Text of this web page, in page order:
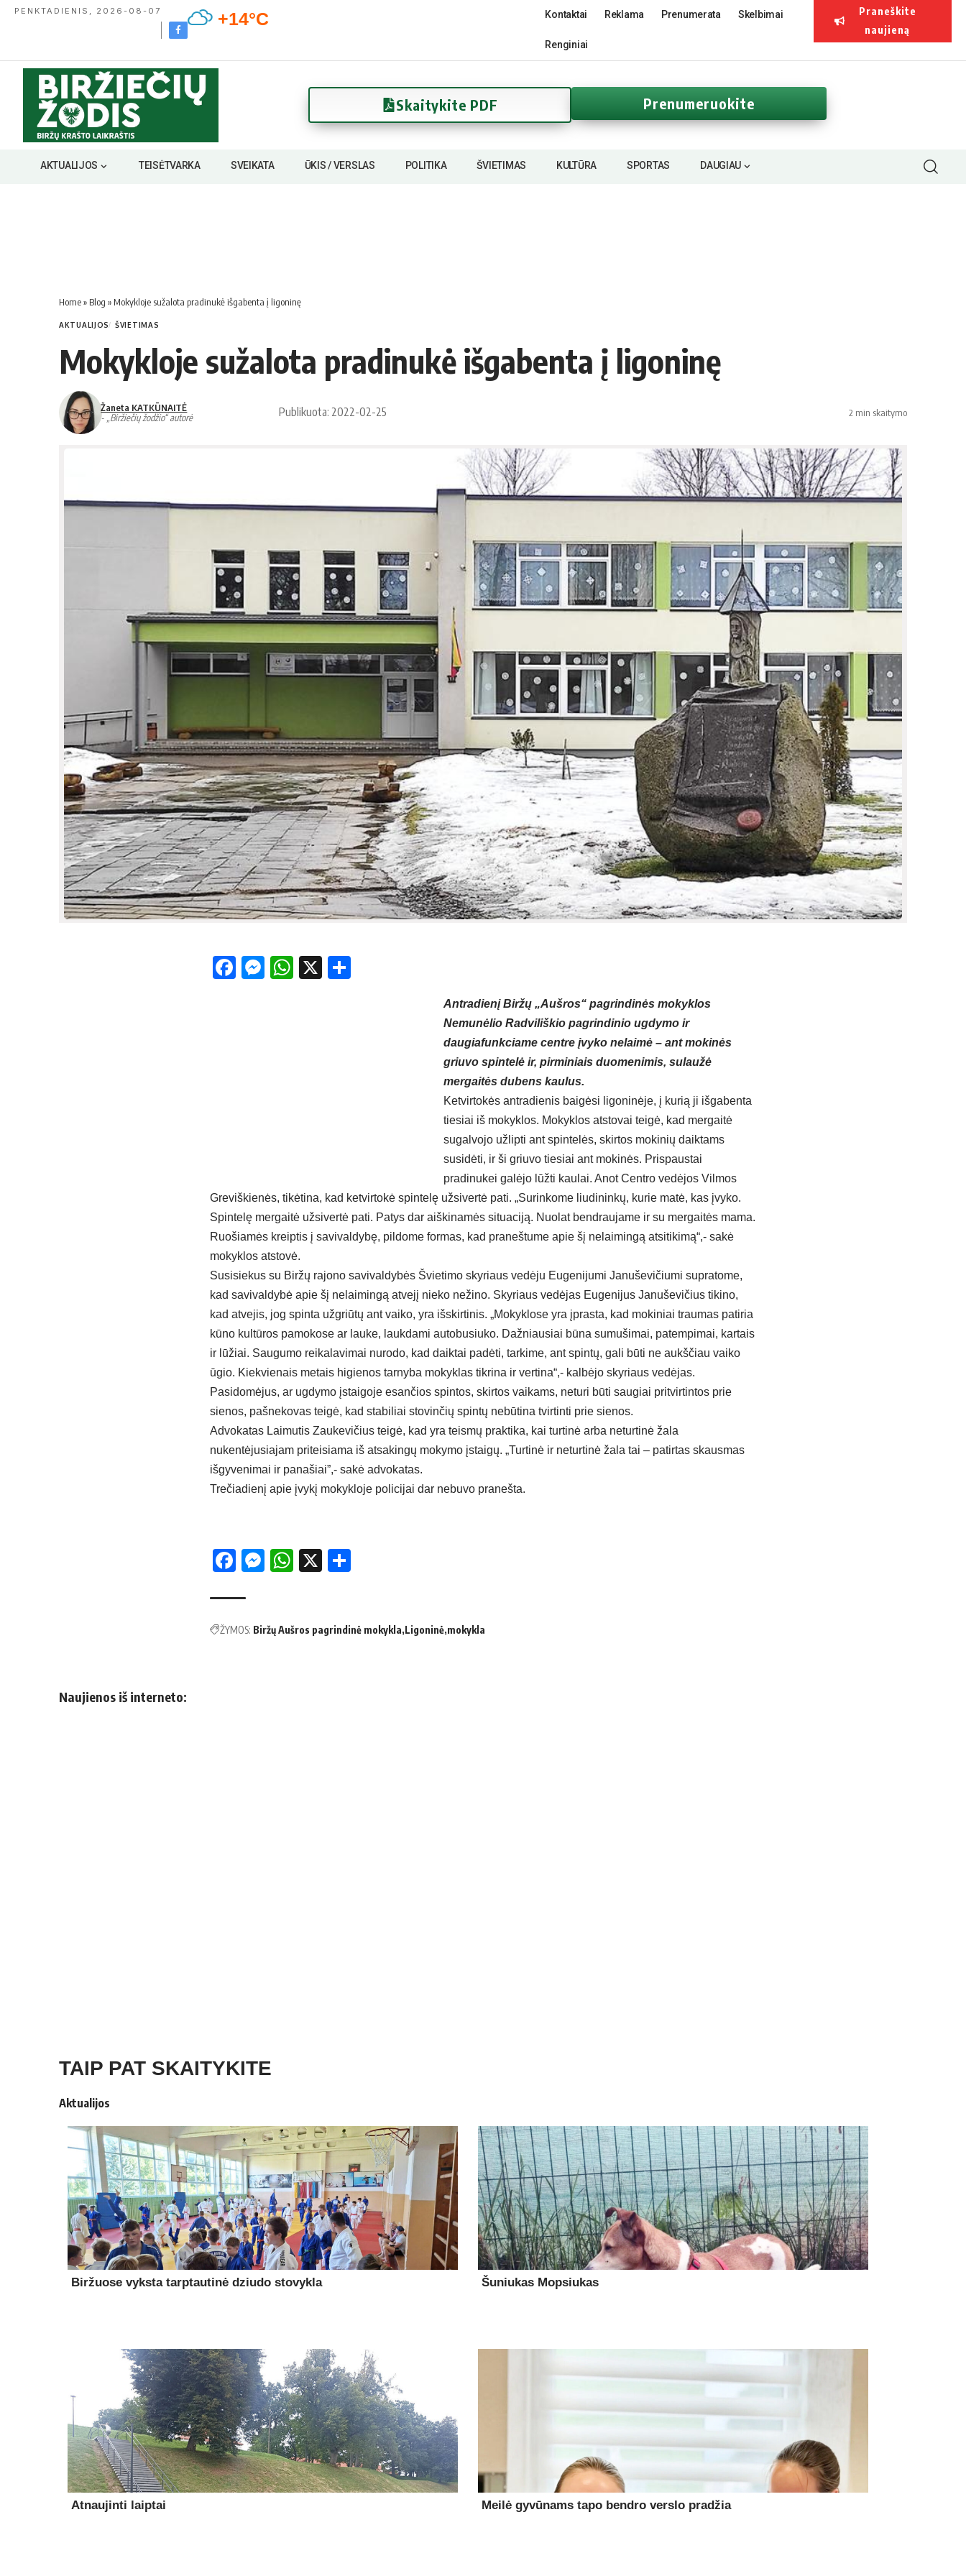
PENKTADIENIS, 2026-08-07 +14°C Kontaktai Reklama Prenumerata Skelbimai
Renginiai
Praneškite
naujieną
Skaitykite PDF Prenumeruokite
AKTUALIJOS TEISĖTVARKA SVEIKATA ŪKIS / VERSLAS POLITIKA ŠVIETIMAS KULTŪRA SPORTAS DAUGIAU
Home» Blog » Mokykloje sužalota pradinukė išgabenta į ligoninę
AKTUALIJOS ŠVIETIMAS
Mokykloje sužalota pradinukė išgabenta į ligoninę
Žaneta KATKŪNAITĖ
- „Biržiečių žodžio“ autorė
Publikuota: 2022-02-25 2 min skaitymo
Facebook
Messenger
WhatsApp
X
Antradienį Biržų „Aušros“ pagrindinės mokyklos
Nemunėlio Radviliškio pagrindinio ugdymo ir
daugiafunkciame centre įvyko nelaimė – ant mokinės
griuvo spintelė ir, pirminiais duomenimis, sulaužė
mergaitės dubens kaulus.
Ketvirtokės antradienis baigėsi ligoninėje, į kurią ji išgabenta
tiesiai iš mokyklos. Mokyklos atstovai teigė, kad mergaitė
sugalvojo užlipti ant spintelės, skirtos mokinių daiktams
susidėti, ir ši griuvo tiesiai ant mokinės. Prispaustai
pradinukei galėjo lūžti kaulai. Anot Centro vedėjos Vilmos
Greviškienės, tikėtina, kad ketvirtokė spintelę užsivertė pati. „Surinkome liudininkų, kurie matė, kas įvyko.
Spintelę mergaitė užsivertė pati. Patys dar aiškinamės situaciją. Nuolat bendraujame ir su mergaitės mama.
Ruošiamės kreiptis į savivaldybę, pildome formas, kad praneštume apie šį nelaimingą atsitikimą“,- sakė
mokyklos atstovė.
Susisiekus su Biržų rajono savivaldybės Švietimo skyriaus vedėju Eugenijumi Januševičiumi supratome,
kad savivaldybė apie šį nelaimingą atvejį nieko nežino. Skyriaus vedėjas Eugenijus Januševičius tikino,
kad atvejis, jog spinta užgriūtų ant vaiko, yra išskirtinis. „Mokyklose yra įprasta, kad mokiniai traumas patiria
kūno kultūros pamokose ar lauke, laukdami autobusiuko. Dažniausiai būna sumušimai, patempimai, kartais
ir lūžiai. Saugumo reikalavimai nurodo, kad daiktai padėti, tarkime, ant spintų, gali būti ne aukščiau vaiko
ūgio. Kiekvienais metais higienos tarnyba mokyklas tikrina ir vertina“,- kalbėjo skyriaus vedėjas.
Pasidomėjus, ar ugdymo įstaigoje esančios spintos, skirtos vaikams, neturi būti saugiai pritvirtintos prie
sienos, pašnekovas teigė, kad stabiliai stovinčių spintų nebūtina tvirtinti prie sienos.
Advokatas Laimutis Zaukevičius teigė, kad yra teismų praktika, kai turtinė arba neturtinė žala
nukentėjusiajam priteisiama iš atsakingų mokymo įstaigų. „Turtinė ir neturtinė žala tai – patirtas skausmas
išgyvenimai ir panašiai”,- sakė advokatas.
Trečiadienį apie įvykį mokykloje policijai dar nebuvo pranešta.
Facebook
Messenger
WhatsApp
X
ŽYMOS: Biržų Aušros pagrindinė mokykla Ligoninė mokykla
Naujienos iš interneto:
TAIP PAT SKAITYKITE
Aktualijos
Biržuose vyksta tarptautinė dziudo stovykla Šuniukas Mopsiukas
Atnaujinti laiptai Meilė gyvūnams tapo bendro verslo pradžia